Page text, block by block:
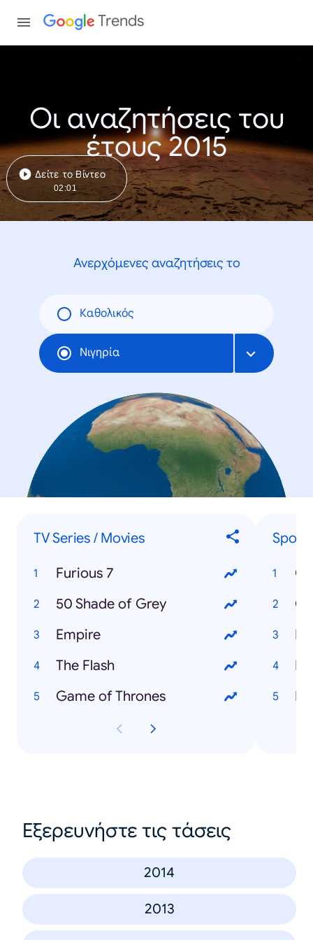
Trends
Οι αναζητήσεις του
έτους 2015
Δείτε το Βίντεο
02:01
Ανερχόμενες αναζητήσεις το
Καθολικός
Νιγηρία
TV Series / Movies
Furious 7
50 Shade of Grey
Empire
The Flash
Game of Thrones
Sport
Εξερευνήστε τις τάσεις
2014
2013